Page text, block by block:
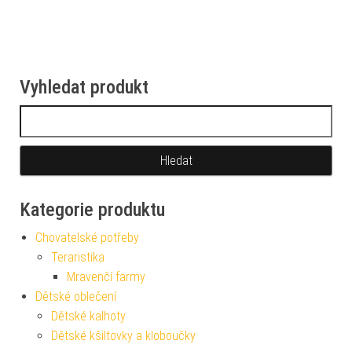
Vyhledat produkt
Kategorie produktu
Chovatelské potřeby
Teraristika
Mravenčí farmy
Dětské oblečení
Dětské kalhoty
Dětské kšiltovky a kloboučky